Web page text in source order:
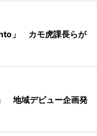
」 カモ虎課長らが
地域デビュー企画発